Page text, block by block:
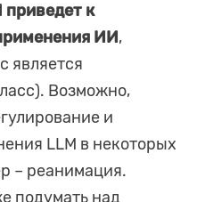
приведет к
ИИ,
является
Возможно,
и
LLM в некоторых
– реанимация.
подумать над